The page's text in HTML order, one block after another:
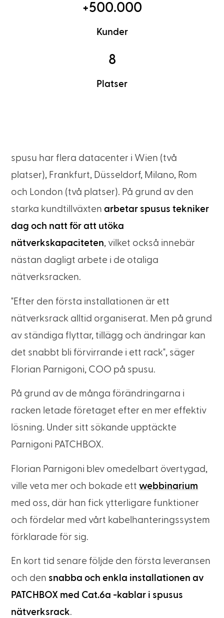
+500.000
Kunder
8
Platser
spusu har flera datacenter i Wien (två
platser), Frankfurt, Düsseldorf, Milano, Rom
och London (två platser). På grund av den
starka kundtillväxtenarbetar spusus tekniker
dag och natt för att utöka
nätverkskapaciteten, vilket också innebär
nästan dagligt arbete i de otaliga
nätverksracken.
"Efter den första installationen är ett
nätverksrack alltid organiserat. Men på grund
av ständiga flyttar, tillägg och ändringar kan
det snabbt bli förvirrande i ett rack", säger
Florian Parnigoni, COO på spusu.
På grund av de många förändringarna i
racken letade företaget efter en mer effektiv
lösning. Under sitt sökande upptäckte
Parnigoni PATCHBOX.
Florian Parnigoni blev omedelbart övertygad,
ville veta mer och bokade ettwebbinarium
med oss, där han fick ytterligare funktioner
och fördelar med vårt kabelhanteringssystem
förklarade för sig.
En kort tid senare följde den första leveransen
och den snabba och enkla installationen av
PATCHBOX med Cat.6a -kablar i spusus
nätverksrack.